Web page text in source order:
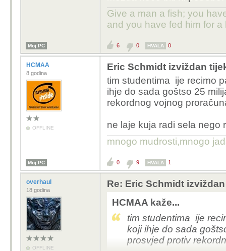
Give a man a fish; you
and you have fed him for a
Moj PC 6 0 HVALA 0
HCMAA
8 godina
OFFLINE
Eric Schmidt izviždan
tim studentima ije recimo
ihje do sada goštso 25
rekordnog vojnog
ne laje kuja radi sela nego
mnogo mudrosti,mnogo
Moj PC 0 9 HVALA 1
overhaul
18 godina
OFFLINE
Re: Eric Schmidt
HCMAA kaže...
tim studentima ije
koji ihje do sada
prosvjed protiv